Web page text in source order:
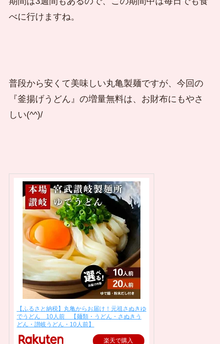
べに行けますね。
普段から安くて美味しい丸亀製麺ですが、今回の
『釜揚げうどん』の増量無料は、お財布にもやさ
しい(^^)/
【ふるさと納税】丸亀からお届け！元祖さぬきゆ
でうどん 10人前 【麺類・うどん・さぬきう
どん・讃岐うどん・10人前】
楽天で購入